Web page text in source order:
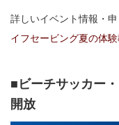
詳しいイベント情報・
イフセービング夏の体験
■ビーチサッカー
開放